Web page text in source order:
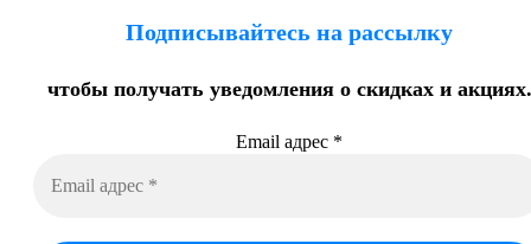
Подписывайтесь на рассылку
чтобы получать уведомления о скидках и акциях.
Email адрес *